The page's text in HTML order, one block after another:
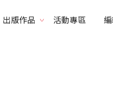
出版作品 活動專區